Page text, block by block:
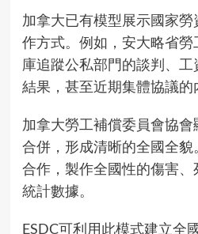
加拿大已有模型展示國家
作方式。例如，安大略省勞
庫追蹤公私部門的談判、
結果，甚至近期集體協議的
加拿大勞工補償委員會協
合併，形成清晰的全國全
合作，製作全國性的傷害
統計數據。
ESDC可利用此模式建立全